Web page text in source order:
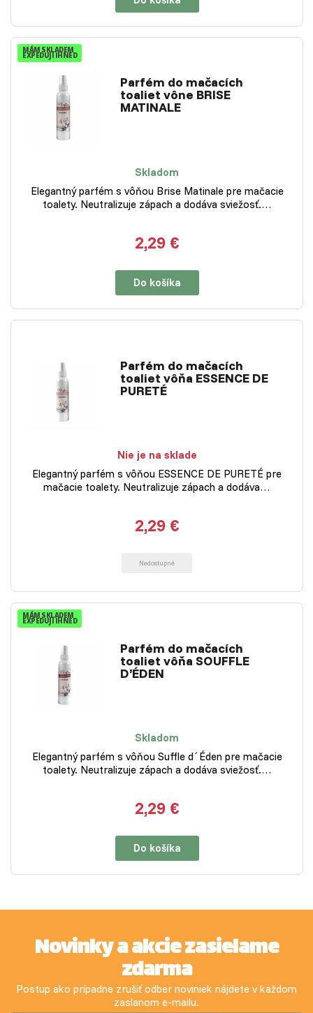
MÁM SKLADEM
EXPEDUJI IHNED
Parfém do mačacích
toaliet vône BRISE
MATINALE
Skladom
Elegantný parfém s vôňou Brise Matinale pre mačacie
toalety. Neutralizuje zápach a dodáva sviežosť.…
2,29 €
Do košíka
Parfém do mačacích
toaliet vôňa ESSENCE DE
PURETÉ
Nie je na sklade
Elegantný parfém s vôňou ESSENCE DE PURETÉ pre
mačacie toalety. Neutralizuje zápach a dodáva…
2,29 €
Nedostupné
MÁM SKLADEM
EXPEDUJI IHNED
Parfém do mačacích
toaliet vôňa SOUFFLE
D’ÉDEN
Skladom
Elegantný parfém s vôňou Suffle d´Éden pre mačacie
toalety. Neutralizuje zápach a dodáva sviežosť.…
2,29 €
Do košíka
Novinky a akcie zasielame
zdarma
Postup ako prípadne zrušiť odber noviniek nájdete v každom
zaslanom e-mailu.